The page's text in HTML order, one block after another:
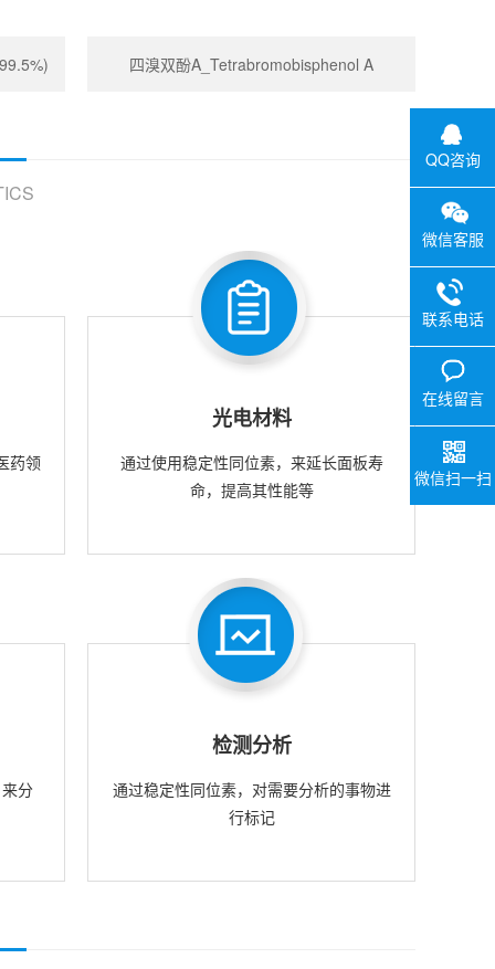
四溴双酚A_Tetrabromobisphenol A
药领
光电材料
通过使用稳定性同位素，来延长面板寿
命，提高其性能等
分
检测分析
通过稳定性同位素，对需要分析的事物进
行标记
QQ咨询
微信客服
联系电话
在线留言
微信扫一扫